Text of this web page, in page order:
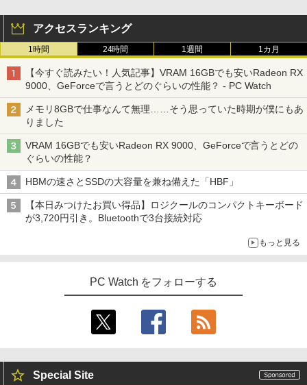
5
超得2,500円OFF&P2倍｜第8世代 office
付き｜楽天1位 三冠獲得｜豪華特典付き
｜最大180日保証｜Core i5 第8世代｜中
古ノートパソコン Windows11 office付
き｜15.6型 テンキー付き｜ノートパソコ
ンWindows11 第8世代｜ノートパソコン
｜パソコン｜PC｜中古PC
￥29,800
アクセスランキング
1時間 24時間 1週間 1カ月
【今すぐ読みたい！人気記事】VRAM 16GBでも安いRadeon RX
9000、GeForceで言うとどのぐらいの性能？ - PC Watch
メモリ8GBで仕事なんて無理……そう思っていた時期が僕にもあ
りました
VRAM 16GBでも安いRadeon RX 9000、GeForceで言うとどの
ぐらいの性能？
HBMの速さとSSDの大容量を兼ね備えた「HBF」
【本日みつけたお買い得品】ロジクールのコンパクトキーボード
が3,720円引き。Bluetoothで3台接続対応
もっと見る
PC Watch をフォローする
Special Site